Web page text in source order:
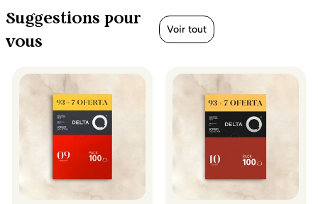
Suggestions pour
vous
Voir tout